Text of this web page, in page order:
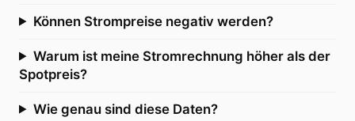
Können Strompreise negativ werden?
Warum ist meine Stromrechnung höher als der
Spotpreis?
Wie genau sind diese Daten?